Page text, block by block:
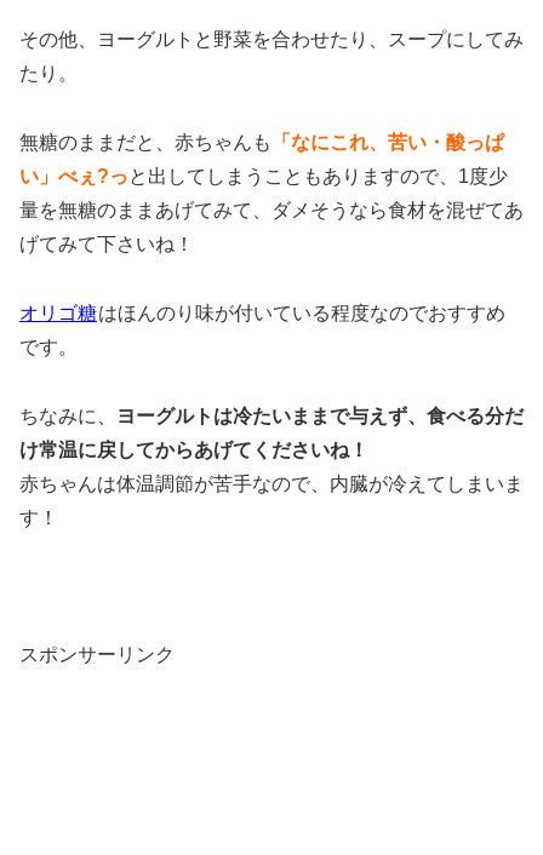
その他、ヨーグルトと野菜を合わせたり、スープにしてみ
たり。
無糖のままだと、赤ちゃんも
「なにこれ、苦い・酸っぱ
い」べぇ?っと出してしまうこともありますので、1度少
量を無糖のままあげてみて、ダメそうなら食材を混ぜてあ
げてみて下さいね！
オリゴ糖はほんのり味が付いている程度なのでおすすめ
です。
ちなみに、
ヨーグルトは冷たいままで与えず、食べる分だ
け常温に戻してからあげてくださいね！
赤ちゃんは体温調節が苦手なので、内臓が冷えてしまいま
す！
スポンサーリンク